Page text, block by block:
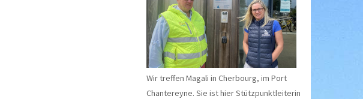
Wir treffen Magali in Cherbourg, im Port
Chantereyne. Sie ist hier Stützpunktleiterin